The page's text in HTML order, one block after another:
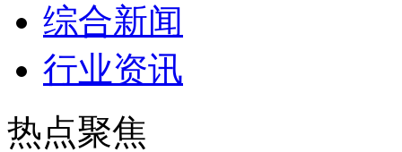
综合新闻
行业资讯
热点聚焦